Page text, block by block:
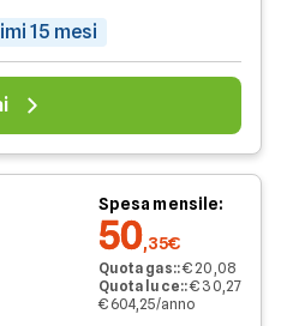
15 mesi
Spesa mensile:
50,35€
Quota gas::€ 20,08
Quota luce::€ 30,27
€ 604,25/anno